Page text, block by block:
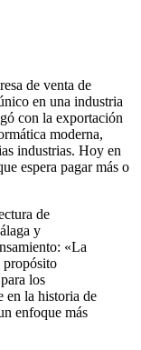
de venta de
en una industria
con la exportación
moderna,
industrias. Hoy en
espera pagar más o
de
y
«La
propósito
los
en la historia de
enfoque más